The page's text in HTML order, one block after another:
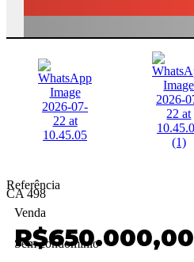
Referência
CA 498
Venda
R$650.000,00
Sem condomínio